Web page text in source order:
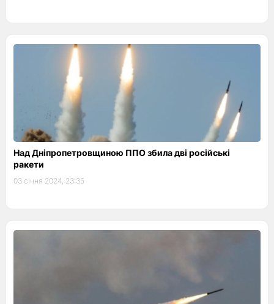
Над Дніпропетровщиною ППО збила дві російські
ракети
03 січня 2024, 23:35